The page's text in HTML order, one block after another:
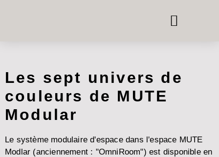
Les sept univers de
couleurs de MUTE
Modular
Le système modulaire d'espace dans l'espace MUTE
Modlar (anciennement : "OmniRoom") est disponible en